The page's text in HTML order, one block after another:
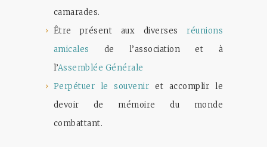
camarades.
Être présent aux diverses réunions
amicales de l’association et à
l’Assemblée Générale
Perpétuer le souvenir et accomplir le
devoir de mémoire du monde
combattant.